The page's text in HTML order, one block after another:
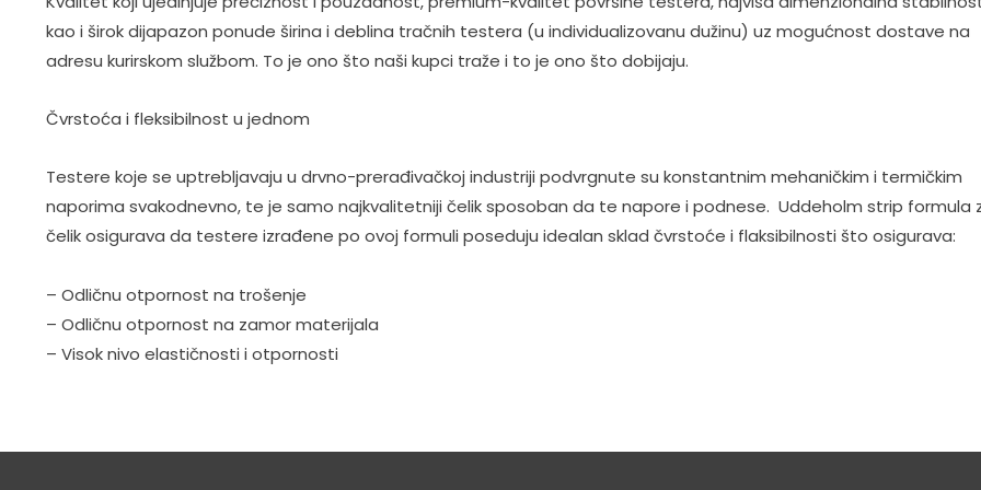
kao i širok dijapazon ponude širina i deblina tračnih testera (u individualizovanu dužinu) uz mogućnost dostave na
adresu kurirskom službom. To je ono što naši kupci traže i to je ono što dobijaju.
Čvrstoća i fleksibilnost u jednom
Testere koje se uptrebljavaju u drvno-prerađivačkoj industriji podvrgnute su konstantnim mehaničkim i termičkim
naporima svakodnevno, te je samo najkvalitetniji čelik sposoban da te napore i podnese. Uddeholm strip formula
čelik osigurava da testere izrađene po ovoj formuli poseduju idealan sklad čvrstoće i flaksibilnosti što osigurava:
– Odličnu otpornost na trošenje
– Odličnu otpornost na zamor materijala
– Visok nivo elastičnosti i otpornosti